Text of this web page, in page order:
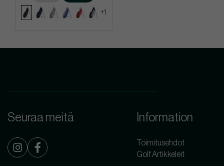
+1
Seuraa meitä Information
Toimitusehdot
Golf Artikkeleit